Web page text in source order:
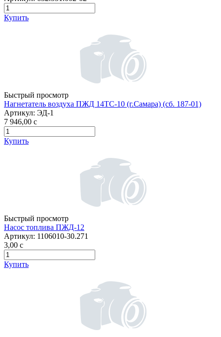
Купить
Быстрый просмотр
Нагнетатель воздуха ПЖД 14ТС-10 (г.Самара) (сб. 187-01)
Артикул: ЭД-1
7 946,00 c
Купить
Быстрый просмотр
Насос топлива ПЖД-12
Артикул: 1106010-30.271
3,00 c
Купить